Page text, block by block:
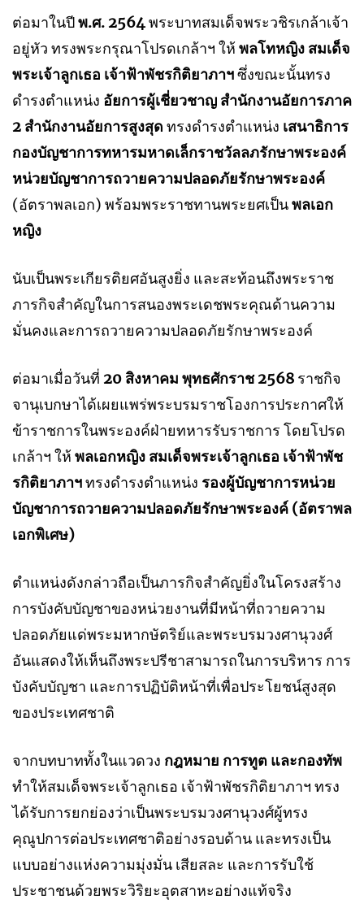
ต่อมาในปีพ.ศ. 2564พระบาทสมเด็จพระวชิรเกล้าเจ้า
อยู่หัว ทรงพระกรุณาโปรดเกล้าฯ ให้พลโทหญิง สมเด็จ
พระเจ้าลูกเธอ เจ้าฟ้าพัชรกิติยาภาฯซึ่งขณะนั้นทรง
ดำรงตำแหน่ง อัยการผู้เชี่ยวชาญ สำนักงานอัยการภาค
2 สำนักงานอัยการสูงสุด ทรงดำรงตำแหน่ง เสนาธิการ
กองบัญชาการทหารมหาดเล็กราชวัลลภรักษาพระองค์
หน่วยบัญชาการถวายความปลอดภัยรักษาพระองค์
(อัตราพลเอก) พร้อมพระราชทานพระยศเป็นพลเอก
หญิง
นับเป็นพระเกียรติยศอันสูงยิ่ง และสะท้อนถึงพระราช
ภารกิจสำคัญในการสนองพระเดชพระคุณด้านความ
มั่นคงและการถวายความปลอดภัยรักษาพระองค์
ต่อมาเมื่อวันที่ 20 สิงหาคม พุทธศักราช 2568 ราชกิจ
จานุเบกษาได้เผยแพร่พระบรมราชโองการประกาศให้
ข้าราชการในพระองค์ฝ่ายทหารรับราชการ โดยโปรด
เกล้าฯ ให้พลเอกหญิง สมเด็จพระเจ้าลูกเธอ เจ้าฟ้าพัช
รกิติยาภาฯทรงดำรงตำแหน่ง รองผู้บัญชาการหน่วย
บัญชาการถวายความปลอดภัยรักษาพระองค์ (อัตราพล
เอกพิเศษ)
ตำแหน่งดังกล่าวถือเป็นภารกิจสำคัญยิ่งในโครงสร้าง
การบังคับบัญชาของหน่วยงานที่มีหน้าที่ถวายความ
ปลอดภัยแด่พระมหากษัตริย์และพระบรมวงศานุวงศ์
อันแสดงให้เห็นถึงพระปรีชาสามารถในการบริหาร การ
บังคับบัญชา และการปฏิบัติหน้าที่เพื่อประโยชน์สูงสุด
ของประเทศชาติ
จากบทบาททั้งในแวดวง กฎหมาย การทูต และกองทัพ
ทำให้สมเด็จพระเจ้าลูกเธอ เจ้าฟ้าพัชรกิติยาภาฯ ทรง
ได้รับการยกย่องว่าเป็นพระบรมวงศานุวงศ์ผู้ทรง
คุณูปการต่อประเทศชาติอย่างรอบด้าน และทรงเป็น
แบบอย่างแห่งความมุ่งมั่น เสียสละ และการรับใช้
ประชาชนด้วยพระวิริยะอุตสาหะอย่างแท้จริง